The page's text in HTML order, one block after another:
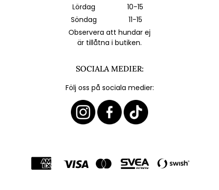
Lördag
10-15
Söndag
11-15
Observera att hundar ej
är tillåtna i butiken.
SOCIALA MEDIER:
Följ oss på sociala medier: